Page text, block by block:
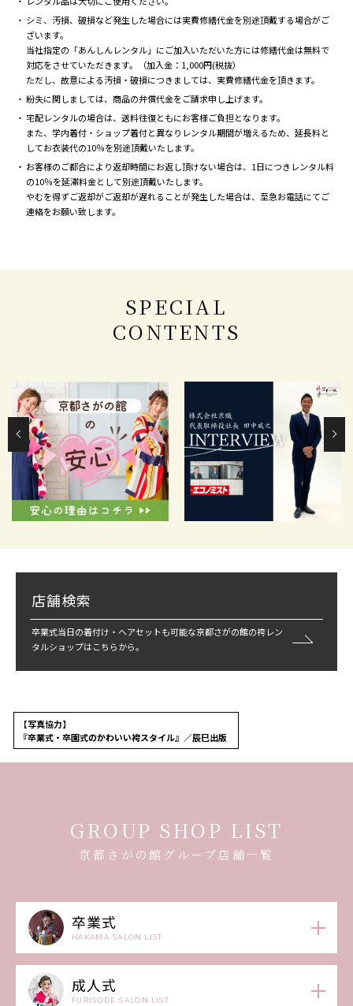
シミ、汚損、破損など発生した場合には実費修繕代金を別途頂戴する場合がご
ざいます。
当社指定の「あんしんレンタル」にご加入いただいた方には修繕代金は無料で
対応をさせていただきます。（加入金：1,000円(税抜）
ただし、故意による汚損・破損につきましては、実費修繕代金を頂きます。
紛失に関しましては、商品の弁償代金をご請求申し上げます。
宅配レンタルの場合は、送料往復ともにお客様ご負担となります。
また、学内着付・ショップ着付と異なりレンタル期間が増えるため、延長料と
してお衣装代の10％を別途頂戴いたします。
お客様のご都合により返却時間にお返し頂けない場合は、1日につきレンタル料
の10％を延滞料金として別途頂戴いたします。
やむを得ずご返却がご返却が遅れることが発生した場合は、至急お電話にてご
連絡をお願い致します。
SPECIAL
CONTENTS
店舗検索
卒業式当日の着付け・ヘアセットも可能な京都さがの館の袴レン
タルショップはこちらから。
【写真協力】
『卒業式・卒園式のかわいい袴スタイル』／辰巳出版
GROUP SHOP LIST
京都さがの館グループ店舗一覧
卒業式
HAKAMA SALON LIST
成人式
FURISODE SALON LIST